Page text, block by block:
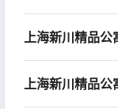
上海新川精品公
上海新川精品公